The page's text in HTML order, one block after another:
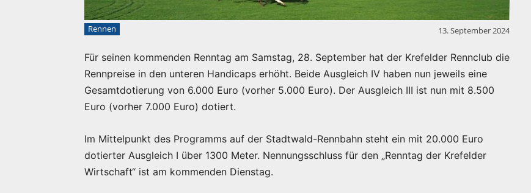
Rennen 13. September 2024
Für seinen kommenden Renntag am Samstag, 28. September hat der Krefelder Rennclub die
Rennpreise in den unteren Handicaps erhöht. Beide Ausgleich IV haben nun jeweils eine
Gesamtdotierung von 6.000 Euro (vorher 5.000 Euro). Der Ausgleich III ist nun mit 8.500
Euro (vorher 7.000 Euro) dotiert.
Im Mittelpunkt des Programms auf der Stadtwald-Rennbahn steht ein mit 20.000 Euro
dotierter Ausgleich I über 1300 Meter. Nennungsschluss für den „Renntag der Krefelder
Wirtschaft“ ist am kommenden Dienstag.